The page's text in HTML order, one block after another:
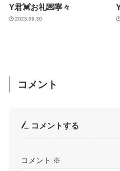
Y君💓お礼💌寧々
2023.09.30
コメント
コメントする
コメント ※